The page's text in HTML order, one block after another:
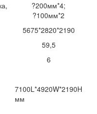
?200мм*4;
?100мм*2
5675*2820*2190
59,5
6
7100L*4920W*2190H
мм